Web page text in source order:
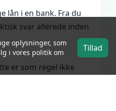
lån i en bank. Fra du
svar allerede inden
er som regel ikke
oplysninger, som
i vores politik om
Tillad